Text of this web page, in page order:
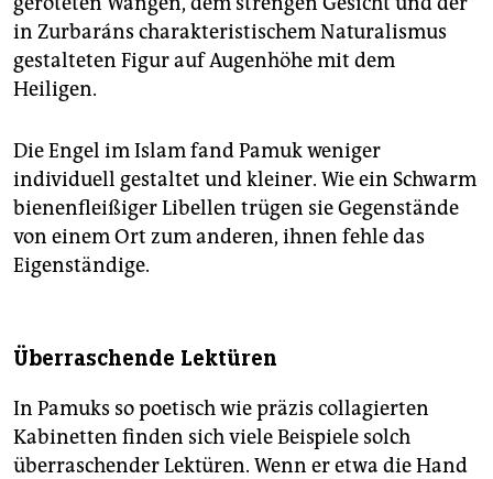
in Zurbaráns charakteristischem Naturalismus
gestalteten Figur auf Augenhöhe mit dem
Heiligen.
Die Engel im Islam fand Pamuk weniger
individuell gestaltet und kleiner. Wie ein Schwarm
bienenfleißiger Libellen trügen sie Gegenstände
von einem Ort zum anderen, ihnen fehle das
Eigenständige.
Überraschende Lektüren
In Pamuks so poetisch wie präzis collagierten
Kabinetten finden sich viele Beispiele solch
überraschender Lektüren. Wenn er etwa die Hand